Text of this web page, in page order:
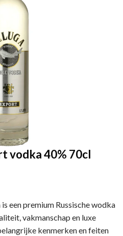
vodka 40% 70cl
een premium Russische wodka
vakmanschap en luxe
kenmerken en feiten